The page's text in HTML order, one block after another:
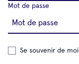
Mot de passe
Se souvenir de moi